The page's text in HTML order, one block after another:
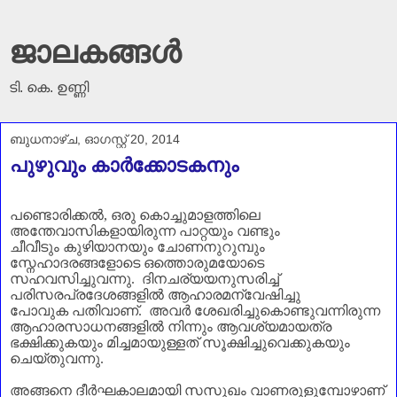
ജാലകങ്ങൾ
ടി. കെ. ഉണ്ണി
ബുധനാഴ്‌ച, ഓഗസ്റ്റ് 20, 2014
പുഴുവും കാര്‍ക്കോടകനും
പണ്ടൊരിക്കൽ, ഒരു കൊച്ചുമാളത്തിലെ
അന്തേവാസികളായിരുന്ന പാറ്റയും വണ്ടും
ചീവീടും കുഴിയാനയും ചോണനുറുമ്പും
സ്നേഹാദരങ്ങളോടെ ഒത്തൊരുമയോടെ
സഹവസിച്ചുവന്നു. ദിനചര്യയനുസരിച്ച്
പരിസരപ്രദേശങ്ങളിൽ ആഹാരമന്വേഷിച്ചു
പോവുക പതിവാണ്‌. അവർ ശേഖരിച്ചുകൊണ്ടുവന്നിരുന്ന
ആഹാരസാധനങ്ങളിൽ നിന്നും ആവശ്യമായത്ര
ഭക്ഷിക്കുകയും മിച്ചമായുള്ളത് സൂക്ഷിച്ചുവെക്കുകയും
ചെയ്തുവന്നു.
അങ്ങനെ ദീർഘകാലമായി സസുഖം വാണരുളുമ്പോഴാണ്‌